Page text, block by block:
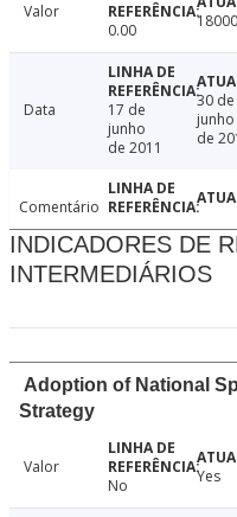
Valor
0.00
Data
17 de
junho
de 2011
30 de
junho
de
Comentário
INDICADORES DE
INTERMEDIÁRIOS
Adoption of National
Strategy
Valor
No
Yes